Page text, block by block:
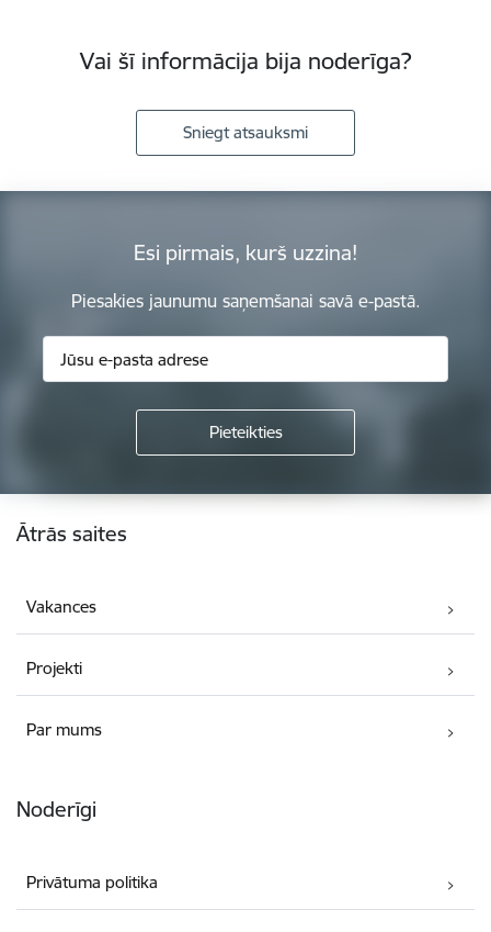
Vai šī informācija bija noderīga?
Sniegt atsauksmi
Esi pirmais, kurš uzzina!
Piesakies jaunumu saņemšanai savā e-pastā.
Kājene
Ātrās saites
Vakances
Projekti
Par mums
Noderīgi
Privātuma politika